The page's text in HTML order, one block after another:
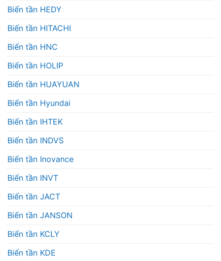
Biến tần HEDY
Biến tần HITACHI
Biến tần HNC
Biến tần HOLIP
Biến tần HUAYUAN
Biến tần Hyundai
Biến tần IHTEK
Biến tần INDVS
Biến tần Inovance
Biến tần INVT
Biến tần JACT
Biến tần JANSON
Biến tần KCLY
Biến tần KDE